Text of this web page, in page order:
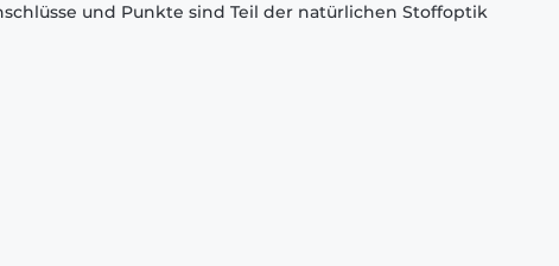
und Punkte sind Teil der natürlichen Stoffoptik